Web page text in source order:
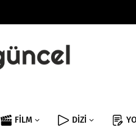
FİLM DİZİ